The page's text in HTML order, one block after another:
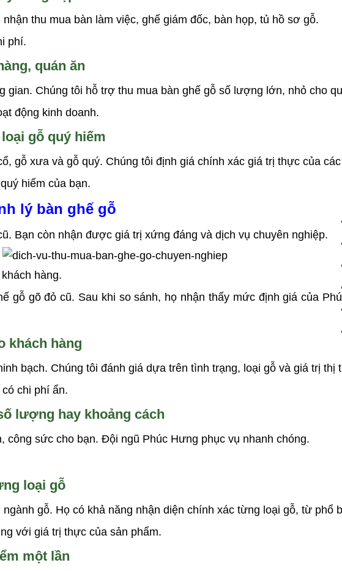
thu mua bàn làm việc, ghế giám đốc, bàn họp, tủ hồ sơ gỗ.
phí.
quán ăn
Chúng tôi hỗ trợ thu mua bàn ghế gỗ số lượng lớn, nhỏ cho
động kinh doanh.
gỗ quý hiếm
gỗ xưa và gỗ quý. Chúng tôi định giá chính xác giá trị thực của
hiếm của bạn.
lý bàn ghế gỗ
Bạn còn nhận được giá trị xứng đáng và dịch vụ chuyên nghiệp.
hàng.
gỗ gõ đỏ cũ. Sau khi so sánh, họ nhận thấy mức định giá của
khách hàng
bạch. Chúng tôi đánh giá dựa trên tình trạng, loại gỗ và giá trị thị
chi phí ẩn.
lượng hay khoảng cách
sức cho bạn. Đội ngũ Phúc Hưng phục vụ nhanh chóng.
loại gỗ
gỗ. Họ có khả năng nhận diện chính xác từng loại gỗ, từ phổ
với giá trị thực của sản phẩm.
một lần